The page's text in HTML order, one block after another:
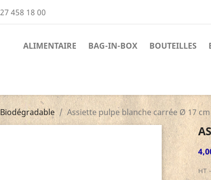
458 18 00
ALIMENTAIRE BAG-IN-BOX BOUTEILLES
Biodégradable Assiette pulpe blanche carrée Ø 17 cm
HT